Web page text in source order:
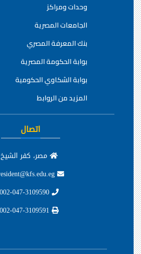
وحدات ومراكز
الجامعات المصرية
بنك المعرفة المصري
بوابة الحكومة المصرية
بوابة الشكاوي الحكومية
المزيد من الروابط
اتصال
مصر، كفر الشيخ